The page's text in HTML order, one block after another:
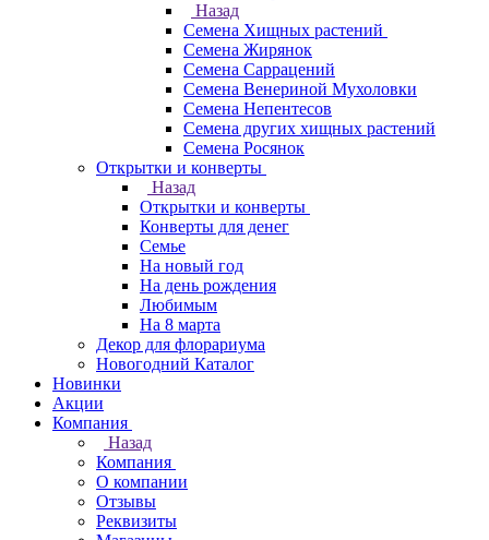
Назад
Семена Хищных растений
Семена Жирянок
Семена Саррацений
Семена Венериной Мухоловки
Семена Непентесов
Семена других хищных растений
Семена Росянок
Открытки и конверты
Назад
Открытки и конверты
Конверты для денег
Семье
На новый год
На день рождения
Любимым
На 8 марта
Декор для флорариума
Новогодний Каталог
Новинки
Акции
Компания
Назад
Компания
О компании
Отзывы
Реквизиты